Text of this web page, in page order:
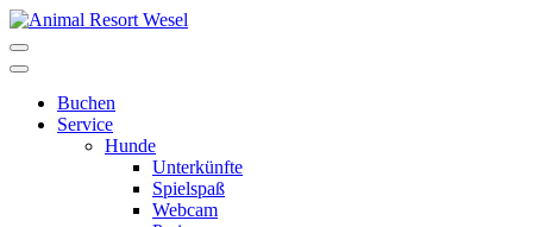
Buchen
Service
Hunde
Unterkünfte
Spielspaß
Webcam